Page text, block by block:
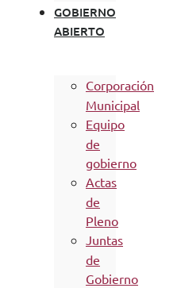
GOBIERNO
ABIERTO
Corporación
Municipal
Equipo
de
gobierno
Actas
de
Pleno
Juntas
de
Gobierno